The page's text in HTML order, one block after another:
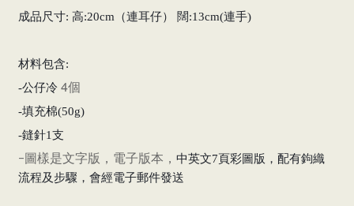
成品尺寸: 高:20cm（連耳仔） 闊:13cm(連手)
材料包含:
-公仔冷 4個
-填充棉(50g)
-鏠針1支
-圖樣是文字版，電子版本， 中英文7頁彩圖版，配有鉤織
流程及步驟，會經電子郵件發送